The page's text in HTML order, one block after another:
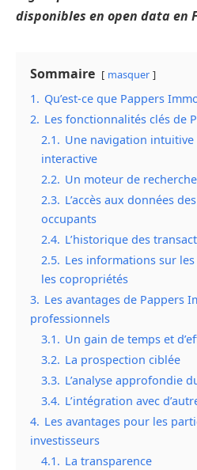
disponibles en open data en
Sommaire masquer
1. Qu’est-ce que Pappers
2. Les fonctionnalités clés de
2.1. Une navigation
interactive
2.2. Un moteur de
2.3. L’accès aux données
occupants
2.4. L’historique des
2.5. Les informations sur
les copropriétés
3. Les avantages de Pappers
professionnels
3.1. Un gain de temps et
3.2. La prospection ciblée
3.3. L’analyse approfondie
3.4. L’intégration avec
4. Les avantages pour les
investisseurs
4.1. La transparence